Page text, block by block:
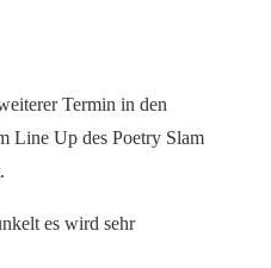
Termin in den
Line Up des Poetry Slam
es wird sehr